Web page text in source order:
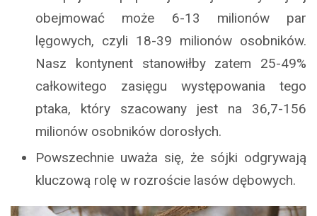
obejmować może 6-13 milionów par
lęgowych, czyli 18-39 milionów osobników.
Nasz kontynent stanowiłby zatem 25-49%
całkowitego zasięgu występowania tego
ptaka, który szacowany jest na 36,7-156
milionów osobników dorosłych.
Powszechnie uważa się, że sójki odgrywają
kluczową rolę w rozroście lasów dębowych.